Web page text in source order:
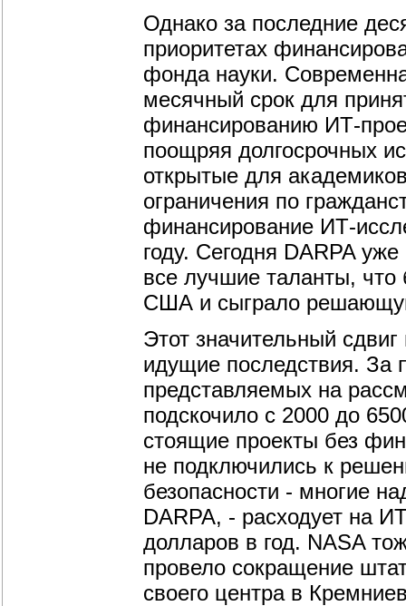
Однако за последние
приоритетах
фонда науки.
месячный срок для
финансированию ИТ-
поощряя долгосрочных
открытые для
ограничения по
финансирование ИТ-
году. Сегодня DARPA
все лучшие таланты,
США и сыграло
Этот значительный
идущие последствия. За
представляемых на
подскочило с 2000 до
стоящие проекты без
не подключились к
безопасности - многие
DARPA, - расходует на
долларов в год. NASA
провело сокращение
своего центра в